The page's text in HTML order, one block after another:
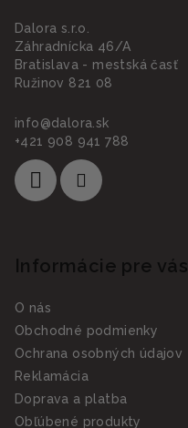
Dalora s.r.o.
Záhradnícka 46/A
Bratislava - mestská časť
Ružinov 821 08
info@dalora.sk
+421 908 941 788
Informácie pre vás
O nás
Obchodné podmienky
Ochrana osobných údajov
Reklamácia
Doprava a platba
Obľúbené produkty